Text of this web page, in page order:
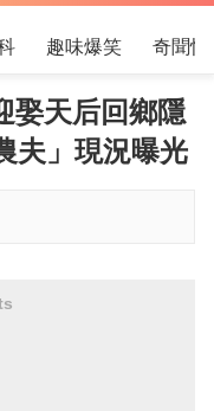
趣味爆笑 奇聞怪
娶天后回鄉隱
夫」現況曝光